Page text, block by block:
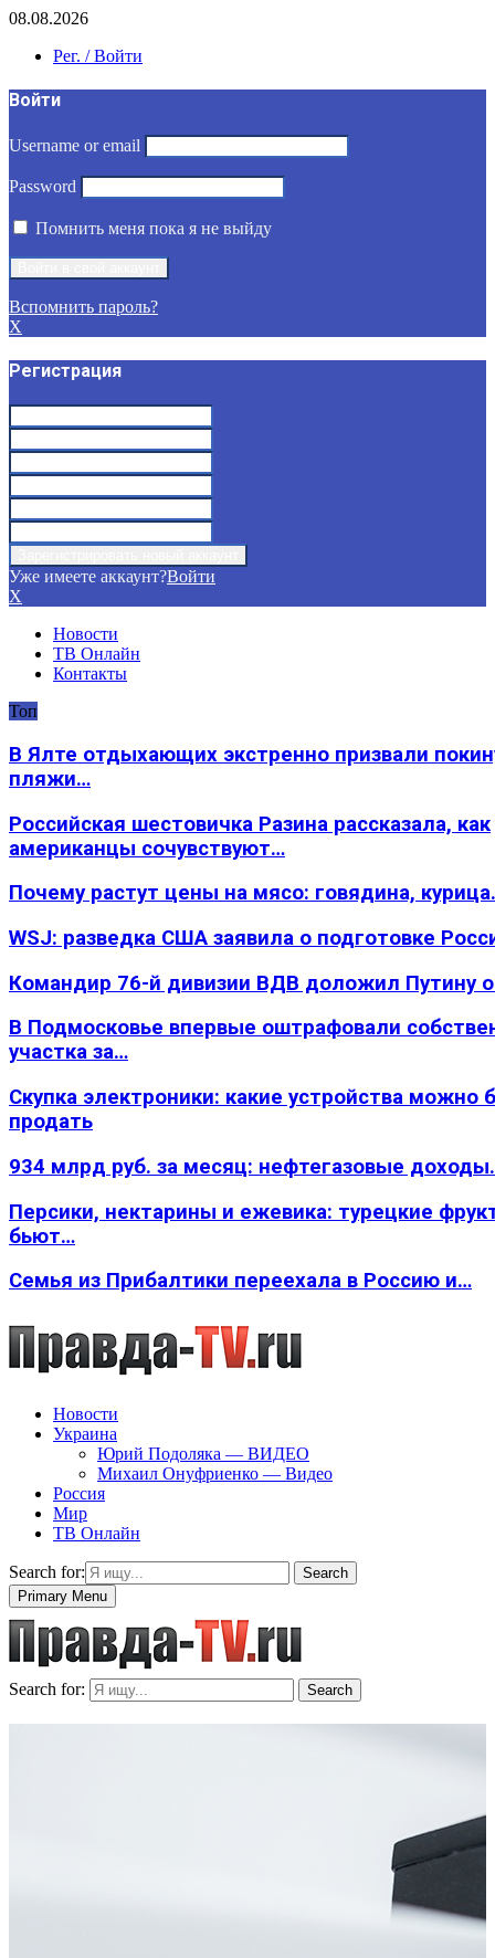
08.08.2026
Рег. / Войти
Войти
Username or email
Password
Помнить меня пока я не выйду
Вспомнить пароль?
X
Регистрация
Уже имеете аккаунт?Войти
X
Новости
ТВ Онлайн
Контакты
Топ
В Ялте отдыхающих экстренно призвали
пляжи…
Российская шестовичка Разина рассказала, как
американцы сочувствуют…
Почему растут цены на мясо: говядина,
WSJ: разведка США заявила о подготовке
Командир 76-й дивизии ВДВ доложил Путину
В Подмосковье впервые оштрафовали
участка за…
Скупка электроники: какие устройства можно
продать
934 млрд руб. за месяц: нефтегазовые
Персики, нектарины и ежевика: турецкие
бьют…
Семья из Прибалтики переехала в Россию и…
Новости
Украина
Юрий Подоляка — ВИДЕО
Михаил Онуфриенко — Видео
Россия
Мир
ТВ Онлайн
Search for:
Search
Primary Menu
Search for: Search